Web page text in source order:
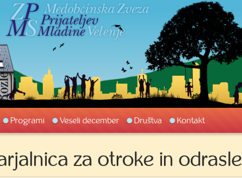
Programi Veseli december Društva Kontakt
za otroke in odrasle